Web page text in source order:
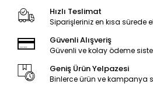
Hızlı Teslimat
Siparişleriniz en kısa sürede
Güvenli Alışveriş
Güvenli ve kolay ödeme
Geniş Ürün Yelpazesi
Binlerce ürün ve kampanya